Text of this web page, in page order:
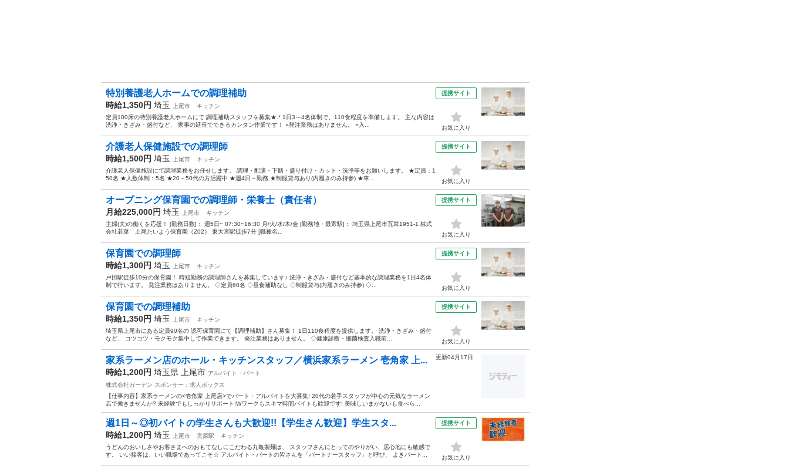
特別養護老人ホームでの調理補助
時給1,350円 埼玉 上尾市
キッチン
定員100床の特別養護老人ホームにて 調理補助スタッフを募集★.* 1日3～4名体制で、110食程度を準備します。 主な内容は
洗浄・きざみ・盛付など、 家事の延長でできるカンタン作業です！ ○発注業務はありません。 ○入...
提携サイト
お気に入り
介護老人保健施設での調理師
時給1,500円 埼玉 上尾市
キッチン
介護老人保健施設にて調理業務をお任せします。 調理・配膳・下膳・盛り付け・カット・洗浄等をお願いします。 ★定員：1
50名 ★人数体制：5名 ★20～50代の方活躍中 ★週4日～勤務 ★制服貸与あり(内履きのみ持参) ★車...
提携サイト
お気に入り
オープニング保育園での調理師・栄養士（責任者）
月給225,000円 埼玉 上尾市
キッチン
主婦(夫)の働くを応援！ [勤務日数]： 週5日~ 07:30~16:30 月/火/水/木/金 [勤務地・最寄駅]： 埼玉県上尾市瓦茸1951-1 株式
会社若菜 上尾たいよう保育園（Z02） 東大宮駅徒歩7分 [職種名...
提携サイト
お気に入り
保育園での調理師
時給1,300円 埼玉 上尾市
キッチン
戸田駅徒歩10分の保育園！ 時短勤務の調理師さんを募集しています♪ 洗浄・きざみ・盛付など基本的な調理業務を1日4名体
制で行います。 発注業務はありません。 ◇定員60名 ◇昼食補助なし ◇制服貸与(内履きのみ持参) ◇...
提携サイト
お気に入り
保育園での調理補助
時給1,350円 埼玉 上尾市
キッチン
埼玉県上尾市にある定員90名の 認可保育園にて【調理補助】さん募集！ 1日110食程度を提供します。 洗浄・きざみ・盛付
など、 コツコツ・モクモク集中して作業できます。 発注業務はありません。 ◇健康診断・細菌検査入職前...
提携サイト
お気に入り
家系ラーメン店のホール・キッチンスタッフ／横浜家系ラーメン 壱角家 上...
時給1,200円 埼玉県 上尾市 アルバイト・パート
株式会社ガーデン スポンサー：求人ボックス
【仕事内容】家系ラーメンの<壱角家 上尾店>でパート・アルバイトを大募集! 20代の若手スタッフが中心の元気なラーメン
店で働きませんか? 未経験でもしっかりサポート!Wワークもスキマ時間バイトも歓迎です! 美味しいまかないも食べら...
更新04月17日
週1日～◎初バイトの学生さんも大歓迎!!【学生さん歓迎】学生スタ...
時給1,200円 埼玉 上尾市 宮原駅
キッチン
うどんのおいしさやお客さまへのおもてなしにこだわる丸亀製麺は、 スタッフさんにとってのやりがい、居心地にも敏感で
す。 いい接客は、いい職場であってこそ☆ アルバイト・パートの皆さんを「パートナースタッフ」と呼び、 よきパート...
提携サイト
お気に入り